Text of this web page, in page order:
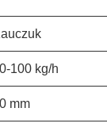
100 kg/h
mm